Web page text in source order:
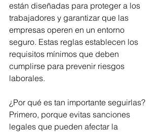
están diseñadas para proteger a los
trabajadores y garantizar que las
empresas operen en un entorno
seguro. Estas reglas establecen los
requisitos mínimos que deben
cumplirse para prevenir riesgos
laborales.
¿Por qué es tan importante seguirlas?
Primero, porque evitas sanciones
legales que pueden afectar la